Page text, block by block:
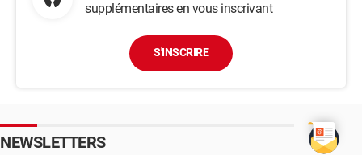
supplémentaires en vous inscrivant
S'INSCRIRE
NEWSLETTERS